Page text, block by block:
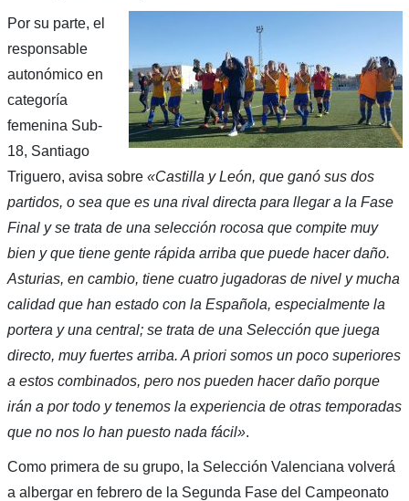
Por su parte, el
responsable
autonómico en
categoría
femenina Sub-
18, Santiago
Triguero, avisa sobre «Castilla y León, que ganó sus dos
partidos, o sea que es una rival directa para llegar a la Fase
Final y se trata de una selección rocosa que compite muy
bien y que tiene gente rápida arriba que puede hacer daño.
Asturias, en cambio, tiene cuatro jugadoras de nivel y mucha
calidad que han estado con la Española, especialmente la
portera y una central; se trata de una Selección que juega
directo, muy fuertes arriba. A priori somos un poco superiores
a estos combinados, pero nos pueden hacer daño porque
irán a por todo y tenemos la experiencia de otras temporadas
que no nos lo han puesto nada fácil».
Como primera de su grupo, la Selección Valenciana volverá
a albergar en febrero de la Segunda Fase del Campeonato